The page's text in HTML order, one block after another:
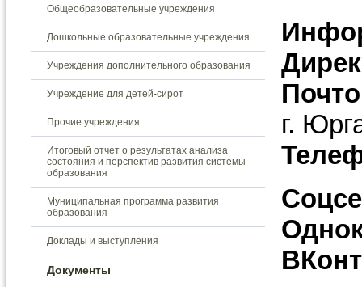
Общеобразовательные учреждения
Дошкольные образовательные учреждения
Учреждения дополнительного образования
Учреждение для детей-сирот
Прочие учреждения
Итоговый отчет о результатах анализа
состояния и перспектив развития системы
образования
Муниципальная программа развития
образования
Доклады и выступления
Документы
г.
В